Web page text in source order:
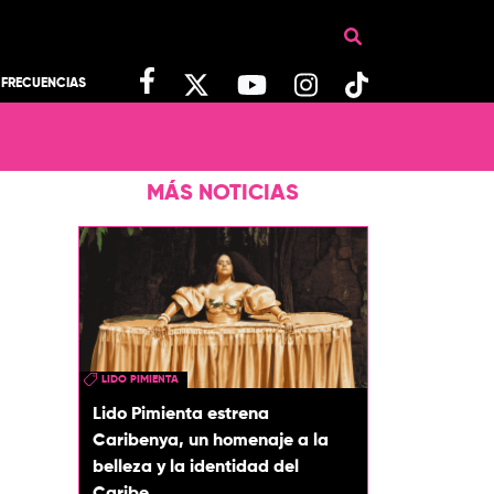
FRECUENCIAS
MÁS NOTICIAS
LIDO PIMIENTA
Lido Pimienta estrena
Caribenya, un homenaje a la
belleza y la identidad del